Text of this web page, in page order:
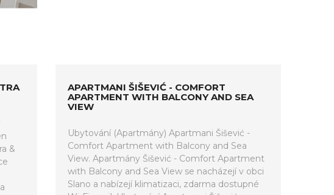
&
APARTMANI ŠIŠEVIĆ - COMFORT
APARTMENT WITH BALCONY AND SEA
VIEW
Ubytování (Apartmány) Apartmani Šišević -
Comfort Apartment with Balcony and Sea
View. Apartmány Šišević - Comfort Apartment
with Balcony and Sea View se nacházejí v obci
Slano a nabízejí klimatizaci, zdarma dostupné